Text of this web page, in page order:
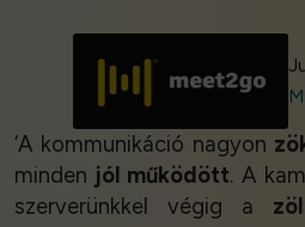
‘A kommunikáció nagyon
minden jól működött. A
szerverünkkel végig a